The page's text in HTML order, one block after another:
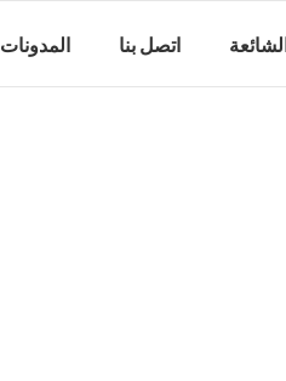
اتصل بنا المدونات